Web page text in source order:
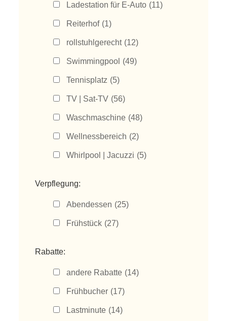
Ladestation für E-Auto (11)
Reiterhof (1)
rollstuhlgerecht (12)
Swimmingpool (49)
Tennisplatz (5)
TV | Sat-TV (56)
Waschmaschine (48)
Wellnessbereich (2)
Whirlpool | Jacuzzi (5)
Verpflegung:
Abendessen (25)
Frühstück (27)
Rabatte:
andere Rabatte (14)
Frühbucher (17)
Lastminute (14)